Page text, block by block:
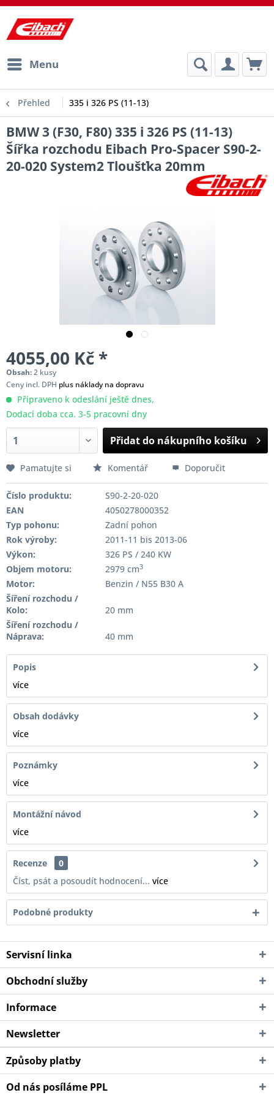
Menu
Přehled 335 i 326 PS (11-13)
BMW 3 (F30, F80) 335 i 326 PS (11-13)
Šířka rozchodu Eibach Pro-Spacer S90-2-
20-020 System2 Tloušťka 20mm
4055,00 Kč *
Obsah:2 kusy
Ceny incl. DPH plus náklady na dopravu
Připraveno k odeslání ještě dnes,
Dodací doba cca. 3-5 pracovní dny
Přidat do nákupního košíku
Pamatujte si Komentář Doporučit
Číslo produktu:
S90-2-20-020
EAN
4050278000352
Typ pohonu:
Zadní pohon
Rok výroby:
2011-11 bis 2013-06
Výkon:
326 PS / 240 KW
Objem motoru:
2979 cm3
Motor:
Benzin / N55 B30 A
Šíření rozchodu /
Kolo:
20 mm
Šíření rozchodu /
Náprava:
40 mm
Popis
více
Obsah dodávky
více
Poznámky
více
Montážní návod
více
Recenze
0
Číst, psát a posoudít hodnocení... více
Podobné produkty
Servisní linka
Obchodní služby
Informace
Newsletter
Způsoby platby
Od nás posíláme PPL